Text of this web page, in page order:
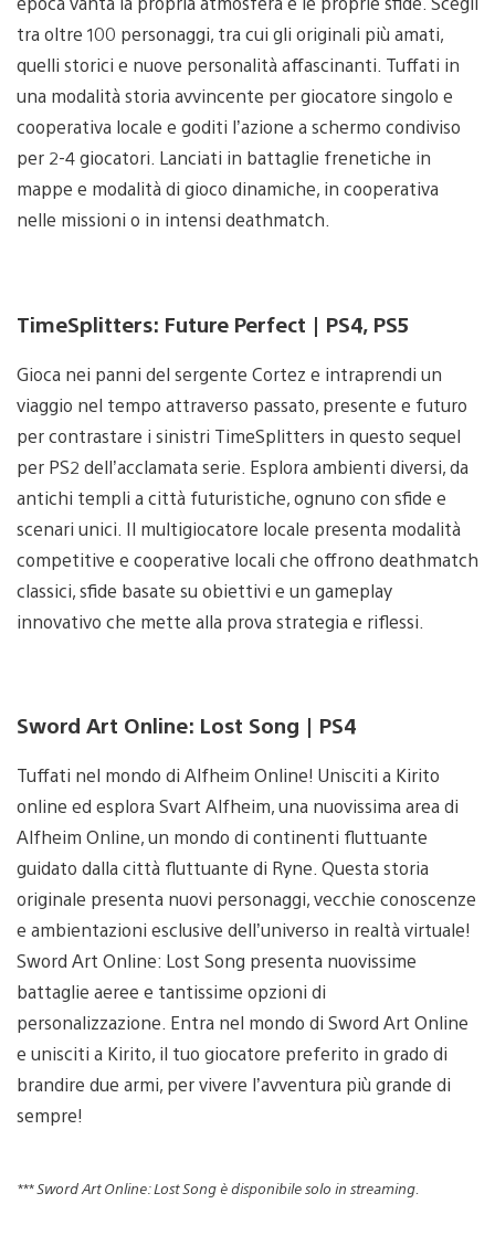
tra oltre 100 personaggi, tra cui gli originali più amati,
quelli storici e nuove personalità affascinanti. Tuffati in
una modalità storia avvincente per giocatore singolo e
cooperativa locale e goditi l’azione a schermo condiviso
per 2-4 giocatori. Lanciati in battaglie frenetiche in
mappe e modalità di gioco dinamiche, in cooperativa
nelle missioni o in intensi deathmatch.
TimeSplitters: Future Perfect | PS4, PS5
Gioca nei panni del sergente Cortez e intraprendi un
viaggio nel tempo attraverso passato, presente e futuro
per contrastare i sinistri TimeSplitters in questo sequel
per PS2 dell’acclamata serie. Esplora ambienti diversi, da
antichi templi a città futuristiche, ognuno con sfide e
scenari unici. Il multigiocatore locale presenta modalità
competitive e cooperative locali che offrono deathmatch
classici, sfide basate su obiettivi e un gameplay
innovativo che mette alla prova strategia e riflessi.
Sword Art Online: Lost Song | PS4
Tuffati nel mondo di Alfheim Online! Unisciti a Kirito
online ed esplora Svart Alfheim, una nuovissima area di
Alfheim Online, un mondo di continenti fluttuante
guidato dalla città fluttuante di Ryne. Questa storia
originale presenta nuovi personaggi, vecchie conoscenze
e ambientazioni esclusive dell’universo in realtà virtuale!
Sword Art Online: Lost Song presenta nuovissime
battaglie aeree e tantissime opzioni di
personalizzazione. Entra nel mondo di Sword Art Online
e unisciti a Kirito, il tuo giocatore preferito in grado di
brandire due armi, per vivere l’avventura più grande di
sempre!
*** Sword Art Online: Lost Song è disponibile solo in streaming.